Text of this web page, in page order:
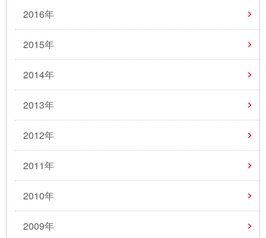
2016年
2015年
2014年
2013年
2012年
2011年
2010年
2009年